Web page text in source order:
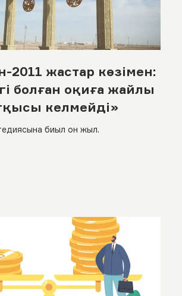
2011 жастар көзімен:
болған оқиға жайлы
келмейді»
биыл он жыл.